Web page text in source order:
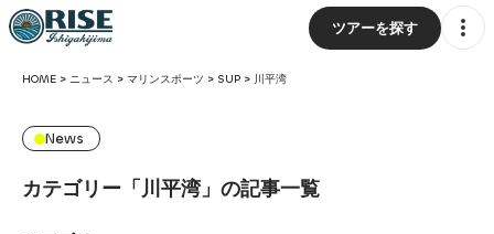
ツアーを探す
HOME > ニュース > マリンスポーツ > SUP > 川平湾
News
カテゴリー「川平湾」の記事一覧